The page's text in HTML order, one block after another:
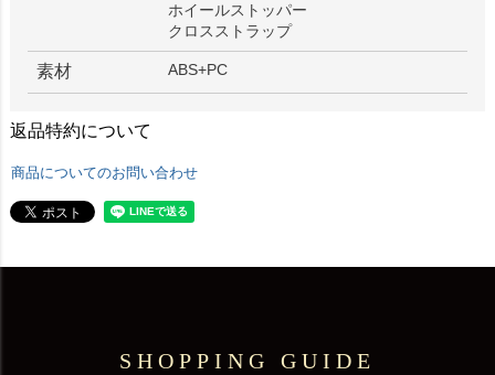
ホイールストッパー
クロスストラップ
素材 ABS+PC
返品特約について
商品についてのお問い合わせ
SHOPPING GUIDE